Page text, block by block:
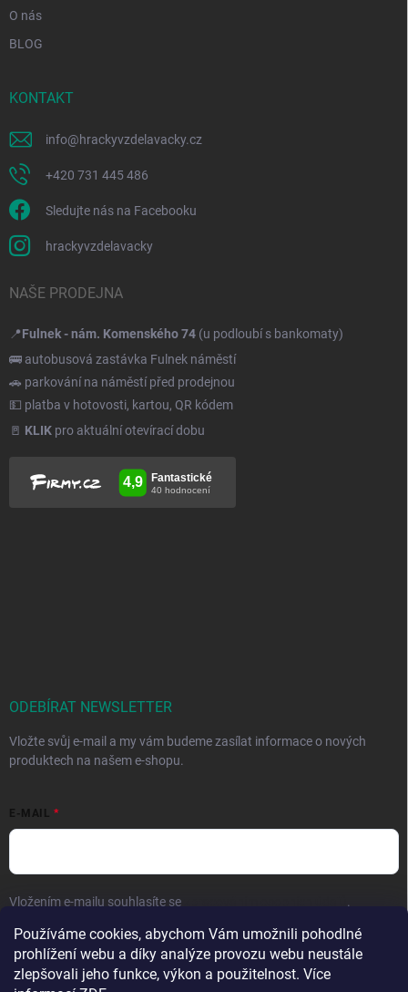
Používáme cookies, abychom Vám umožnili pohodlné
prohlížení webu a díky analýze provozu webu neustále
zlepšovali jeho funkce, výkon a použitelnost. Více
O nás
BLOG
KONTAKT
info@hrackyvzdelavacky.cz
+420 731 445 486
Sledujte nás na Facebooku
hrackyvzdelavacky
NAŠE PRODEJNA
📍Fulnek - nám. Komenského 74 (u podloubí s bankomaty)
🚌 autobusová zastávka Fulnek náměstí
🚗 parkování na náměstí před prodejnou
💵 platba v hotovosti, kartou, QR kódem
🚪 KLIK pro aktuální otevírací dobu
ODEBÍRAT NEWSLETTER
Vložte svůj e-mail a my vám budeme zasílat informace o nových
produktech na našem e-shopu.
E-MAIL
Vložením e-mailu souhlasíte se .
Přihlásit se